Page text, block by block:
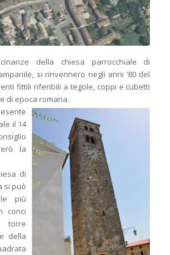
della chiesa parrocchiale di
si rinvennero negli anni ’80 del
fittili riferibili a tegole, coppi e cubetti
di epoca romana.
il 14
la
di
si può
più
conci
della